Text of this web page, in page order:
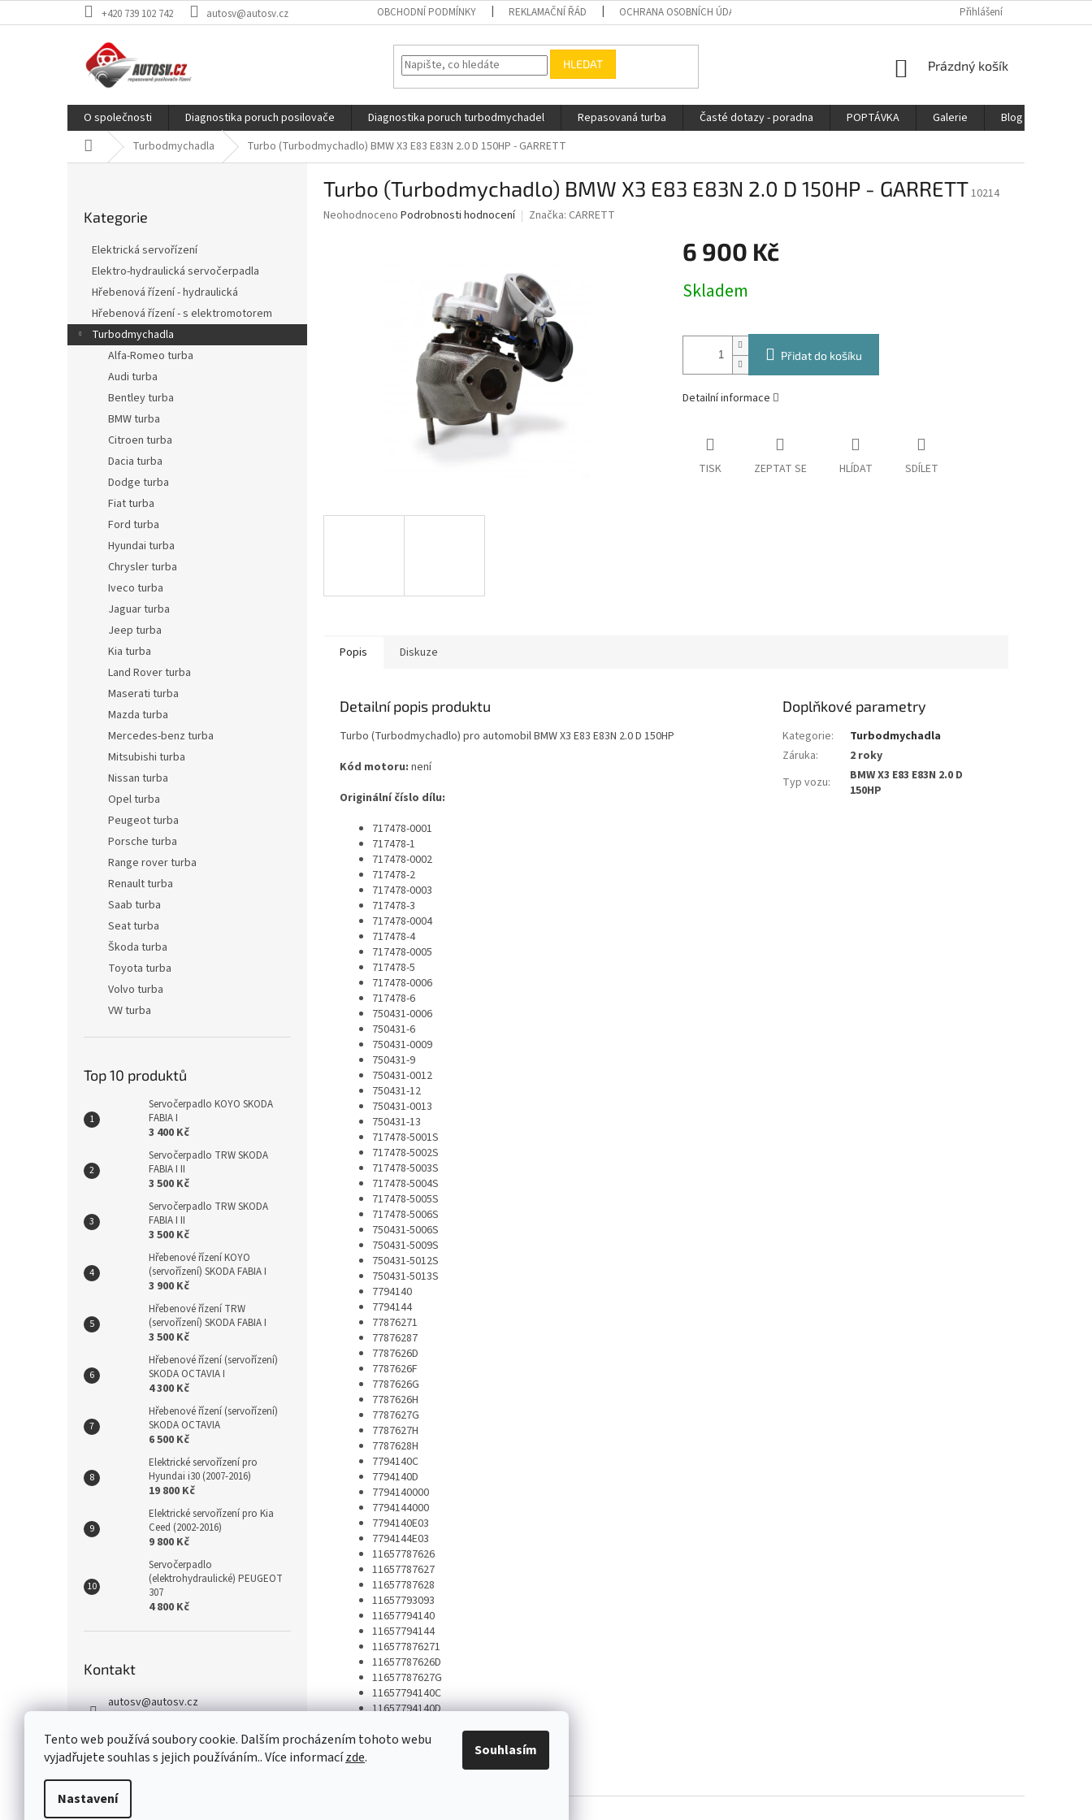
Tento web používá soubory cookie. Dalším procházením tohoto webu
vyjadřujete souhlas s jejich používáním.. Více informacízde.
Nastavení
Souhlasím
na
+420 739 102 742 autosv@autosv.cz OBCHODNÍ PODMÍNKY REKLAMAČNÍ ŘÁD OCHRANA OSOBNÍCH ÚDAJŮ Přihlášení
HLEDAT
NÁKUPNÍ
Prázdný košík
O společnosti Diagnostika poruch posilovače Diagnostika poruch turbodmychadel Repasovaná turba Časté dotazy - poradna POPTÁVKA Galerie Blog
Domů Turbodmychadla Turbo (Turbodmychadlo) BMW X3 E83 E83N 2.0 D 150HP - GARRETT
a
kategorie
Kategorie
Elektrická servořízení
Elektro-hydraulická servočerpadla
Hřebenová řízení - hydraulická
Hřebenová řízení - s elektromotorem
Turbodmychadla
Alfa-Romeo turba
Audi turba
Bentley turba
BMW turba
Citroen turba
Dacia turba
Dodge turba
Fiat turba
Ford turba
Hyundai turba
Chrysler turba
Iveco turba
Jaguar turba
Jeep turba
Kia turba
Land Rover turba
Maserati turba
Mazda turba
Mercedes-benz turba
Mitsubishi turba
Nissan turba
Opel turba
Peugeot turba
Porsche turba
Range rover turba
Renault turba
Saab turba
Seat turba
Škoda turba
Toyota turba
Volvo turba
VW turba
Top 10 produktů
Servočerpadlo KOYO SKODA
FABIA I
3 400 Kč
Servočerpadlo TRW SKODA
FABIA I II
3 500 Kč
Servočerpadlo TRW SKODA
FABIA I II
3 500 Kč
Hřebenové řízení KOYO
(servořízení) SKODA FABIA I
3 900 Kč
Hřebenové řízení TRW
(servořízení) SKODA FABIA I
3 500 Kč
Hřebenové řízení (servořízení)
SKODA OCTAVIA I
4 300 Kč
Hřebenové řízení (servořízení)
SKODA OCTAVIA
6 500 Kč
Elektrické servořízení pro
Hyundai i30 (2007-2016)
19 800 Kč
Elektrické servořízení pro Kia
Ceed (2002-2016)
9 800 Kč
Servočerpadlo
(elektrohydraulické) PEUGEOT
307
4 800 Kč
Kontakt
autosv@autosv.cz
+420 739 933 279
Turbo (Turbodmychadlo) BMW X3 E83 E83N 2.0 D 150HP - GARRETT10214
Průměrné
Neohodnoceno Podrobnosti hodnocení Značka: CARRETT
6 900 Kč
cena:
Skladem
Přidat do košíku
Detailní informace
TISK ZEPTAT SE HLÍDAT SDÍLET
Popis Diskuze
Detailní popis produktu
Turbo (Turbodmychadlo) pro automobil BMW X3 E83 E83N 2.0 D 150HP
Kód motoru: není
Originální číslo dílu:
717478-0001
717478-1
717478-0002
717478-2
717478-0003
717478-3
717478-0004
717478-4
717478-0005
717478-5
717478-0006
717478-6
750431-0006
750431-6
750431-0009
750431-9
750431-0012
750431-12
750431-0013
750431-13
717478-5001S
717478-5002S
717478-5003S
717478-5004S
717478-5005S
717478-5006S
750431-5006S
750431-5009S
750431-5012S
750431-5013S
7794140
7794144
77876271
77876287
7787626D
7787626F
7787626G
7787626H
7787627G
7787627H
7787628H
7794140C
7794140D
7794140000
7794144000
7794140E03
7794144E03
11657787626
11657787627
11657787628
11657793093
11657794140
11657794144
116577876271
11657787626D
11657787627G
11657794140C
11657794140D
11657794144E03
Doplňkové parametry
Kategorie:
Turbodmychadla
Záruka:
2 roky
Typ vozu:
BMW X3 E83 E83N 2.0 D
150HP